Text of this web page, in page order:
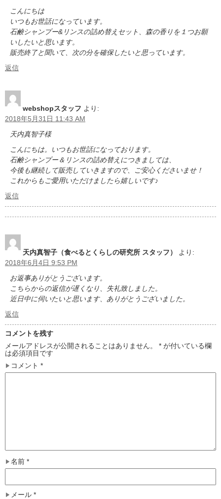
こんにちは
いつもお世話になっています。
石鹸シャンプー&リンスの詰め替えセット、森の香りを１つお願
いしたいと思います。
販売終了と聞いて、次の分を確保したいと思っています。
返信
webshopスタッフ より:
2018年5月31日 11:43 AM
天内真智子様
こんにちは。いつもお世話になっております。
石鹸シャンプー＆リンスの詰め替えにつきましては、
今後も継続して販売していきますので、ご安心くださいませ！
これからもご愛用いただけましたら嬉しいです♪
返信
天内真智子（食べるとくらしの研究所 スタッフ）
より:
2018年6月4日 9:53 PM
お返事ありがとうございます。
こちらからの返信が遅くなり、失礼致しました。
近日中に伺いたいと思います、ありがとうございました。
返信
コメントを残す
メールアドレスが公開されることはありません。
* が付いている欄
は必須項目です
コメント *
名前 *
メール *